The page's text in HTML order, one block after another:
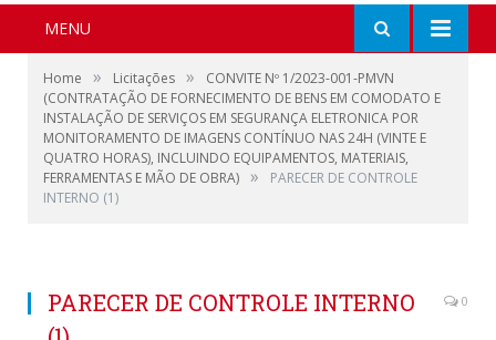
MENU
Home » Licitações »
CONVITE Nº 1/2023-001-PMVN
(CONTRATAÇÃO DE FORNECIMENTO DE BENS EM COMODATO E
INSTALAÇÃO DE SERVIÇOS EM SEGURANÇA ELETRONICA POR
MONITORAMENTO DE IMAGENS CONTÍNUO NAS 24H (VINTE E
QUATRO HORAS), INCLUINDO EQUIPAMENTOS, MATERIAIS,
FERRAMENTAS E MÃO DE OBRA) »
PARECER DE CONTROLE
INTERNO (1)
PARECER DE CONTROLE INTERNO
0